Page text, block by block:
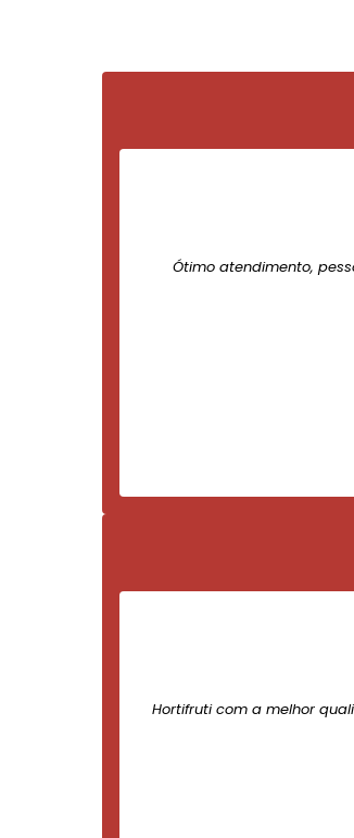
Ótimo atendimento,
Hortifruti com a melhor